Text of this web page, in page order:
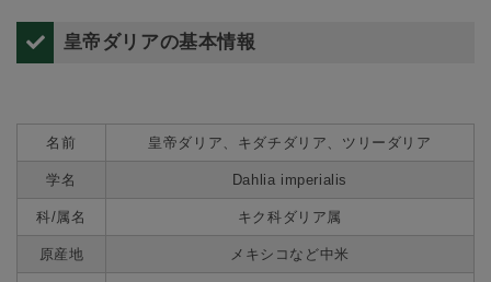
皇帝ダリアの基本情報
名前 皇帝ダリア、キダチダリア、ツリーダリア
学名 Dahlia imperialis
科/属名 キク科ダリア属
原産地 メキシコなど中米